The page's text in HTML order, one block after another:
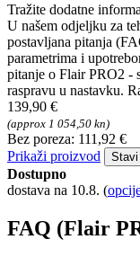
Tražite dodatne
U našem odjeljku za
postavljana pitanja
parametrima i
pitanje o Flair PRO2 -
raspravu u nastavku.
139,90 €
(approx 1 054,50 kn)
Bez poreza: 111,92 €
Prikaži proizvod
Dostupno
dostava na 10.8. (
FAQ (Flair